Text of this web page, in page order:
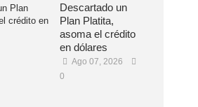
Descartado un
Plan Platita,
asoma el crédito
en dólares
Ago 07, 2026
0